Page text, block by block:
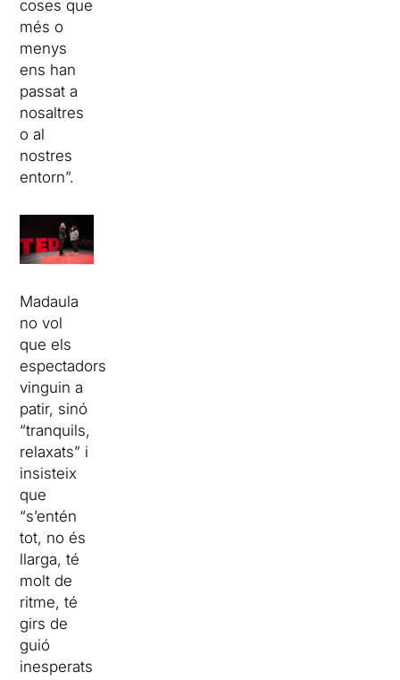
coses que
més o
menys
ens han
passat a
nosaltres
o al
nostres
entorn”.
Madaula
no vol
que els
espectadors
vinguin a
patir, sinó
“tranquils,
relaxats” i
insisteix
que
“s’entén
tot, no és
llarga, té
molt de
ritme, té
girs de
guió
inesperats